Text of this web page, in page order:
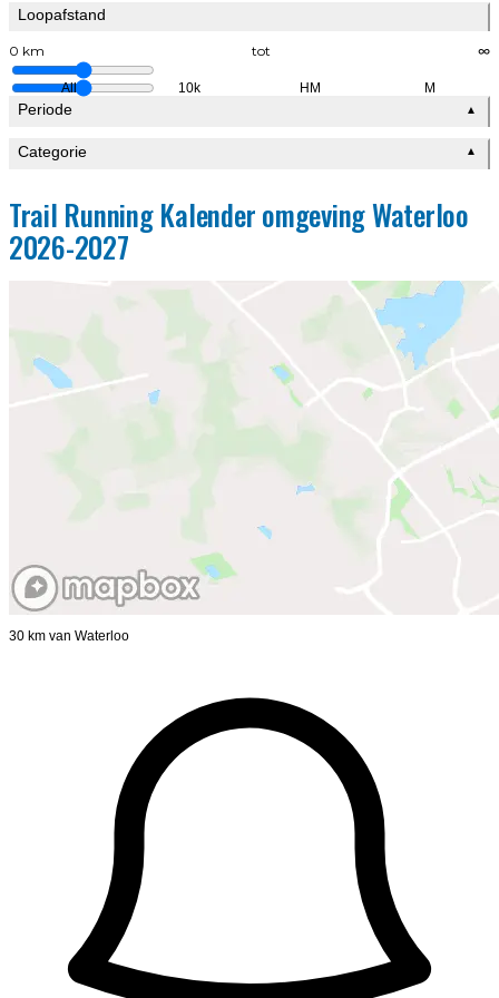
Loopafstand
0 km tot ∞
All 10k HM M
Periode ▲
Categorie ▲
Trail Running Kalender omgeving Waterloo
2026-2027
30 km van Waterloo